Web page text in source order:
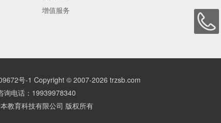
增值服务
号-1 Copyright © 2007-2026 trzsb.com
询电话：19939978340
教育科技有限公司 版权所有